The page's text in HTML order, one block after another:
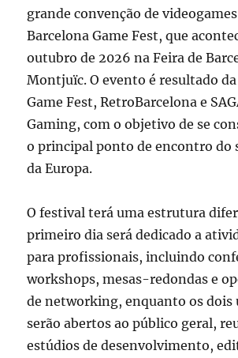
grande convenção de
Barcelona Game Fest, que
outubro de 2026 na Feira de
Montjuïc. O evento é resultado da
Game Fest, RetroBarcelona e
Gaming, com o objetivo de se
o principal ponto de encontro do
da Europa.
O festival terá uma estrutura
primeiro dia será dedicado a
para profissionais, incluindo
workshops, mesas-redondas e
de networking, enquanto os dois
serão abertos ao público geral,
estúdios de desenvolvimento,